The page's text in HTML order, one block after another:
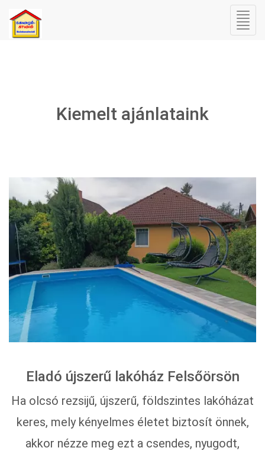
Kiemelt ajánlataink
Eladó újszerű lakóház Felsőörsön
Ha olcsó rezsijű, újszerű, földszintes lakóházat
keres, mely kényelmes életet biztosít önnek,
akkor nézze meg ezt a csendes, nyugodt,